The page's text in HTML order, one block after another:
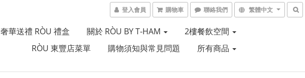
登入會員 購物車 聯絡我們 繁體中文
奢華送禮 RÒU 禮盒 關於 RÒU BY T-HAM
2樓餐飲空間
RÒU 東豐店菜單
購物須知與常見問題 所有商品